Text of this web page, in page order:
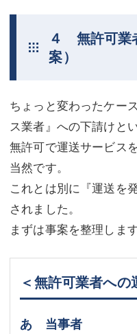
４ 無許可業
案）
ちょっと変わったケー
ス業者』への下請けと
無許可で運送サービス
当然です。
これとは別に『運送を
されました。
まずは事案を整理します
＜無許可業者へ
あ 当事者